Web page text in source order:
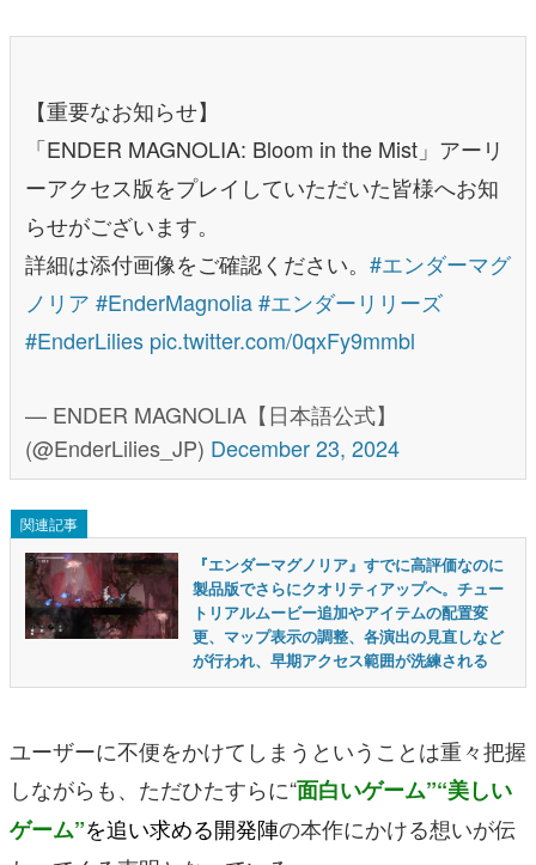
【重要なお知らせ】
「ENDER MAGNOLIA: Bloom in the Mist」アーリ
ーアクセス版をプレイしていただいた皆様へお知
らせがございます。
詳細は添付画像をご確認ください。 #エンダーマグ
ノリア #EnderMagnolia#エンダーリリーズ
#EnderLilies pic.twitter.com/0qxFy9mmbl
— ENDER MAGNOLIA【日本語公式】
(@EnderLilies_JP) December 23, 2024
関連記事
『エンダーマグノリア』すでに高評価なのに
製品版でさらにクオリティアップへ。チュー
トリアルムービー追加やアイテムの配置変
更、マップ表示の調整、各演出の見直しなど
が行われ、早期アクセス範囲が洗練される
ユーザーに不便をかけてしまうということは重々把握
しながらも、ただひたすらに“面白いゲーム”“美しい
ゲーム”を追い求める開発陣の本作にかける想いが伝